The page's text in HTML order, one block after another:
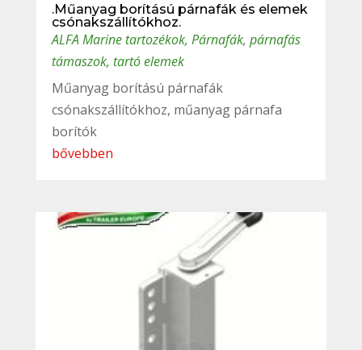
.Műanyag borítású párnafák és elemek
csónakszállítókhoz.
ALFA Marine tartozékok, Párnafák, párnafás
támaszok, tartó elemek
Műanyag borítású párnafák
csónakszállítókhoz, műanyag párnafa
borítók
bővebben